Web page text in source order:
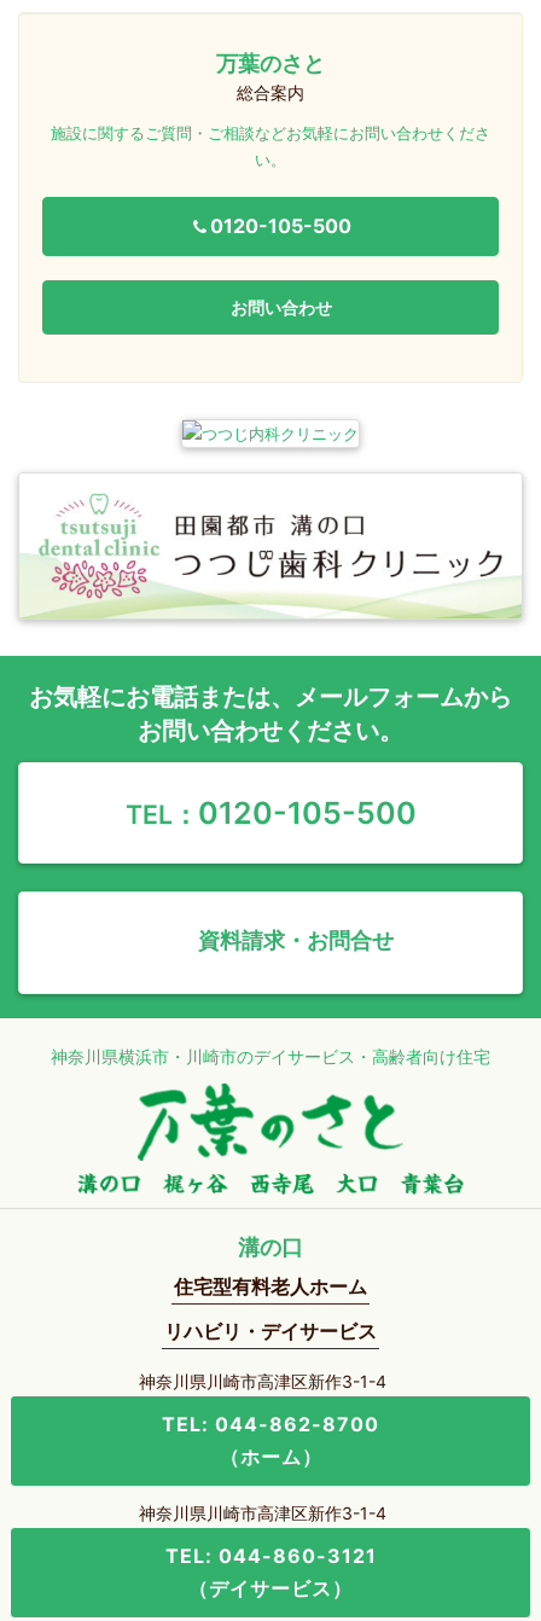
万葉のさと
総合案内
施設に関するご質問・ご相談などお気軽にお問い合わせくださ
い。
0120-105-500
お問い合わせ
お気軽にお電話または、 メールフォームから
お問い合わせください。
TEL： 0120-105-500
資料請求・お問合せ
神奈川県横浜市・川崎市のデイサービス・高齢者向け住宅
溝の口
住宅型有料老人ホーム
リハビリ・デイサービス
神奈川県川崎市高津区新作3-1-4
TEL: 044-862-8700
（ホーム）
神奈川県川崎市高津区新作3-1-4
TEL: 044-860-3121
（デイサービス）